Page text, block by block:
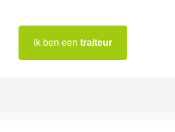
Ik ben een traiteur